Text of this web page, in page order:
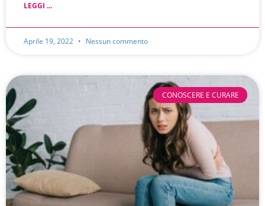
LEGGI ...
Aprile 19, 2022 Nessun commento
CONOSCERE E CURARE